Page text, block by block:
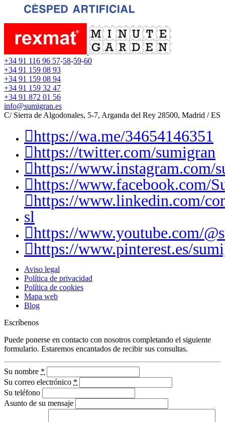
+34 91 116 96 57-58-59-60
+34 91 159 08 93
+34 91 159 08 94
+34 91 159 32 47
+34 91 872 01 56
info@sumigran.es
C/ Sierra de Algodonales, 5-7, Arganda del Rey 28500, Madrid / ES
https://wa.me/34654146351
https://twitter.com/sumigran
https://www.instagram.com/
https://www.facebook.com/
https://www.linkedin.com/
sl
https://www.youtube.com/
https://www.pinterest.es/
Aviso legal
Política de privacidad
Política de cookies
Mapa web
Blog
Escríbenos
Puede ponerse en contacto con nosotros completando el siguiente
formulario. Estaremos encantados de recibir sus consultas.
Su nombre *
Su correo electrónico *
Su teléfono
Asunto de su mensaje